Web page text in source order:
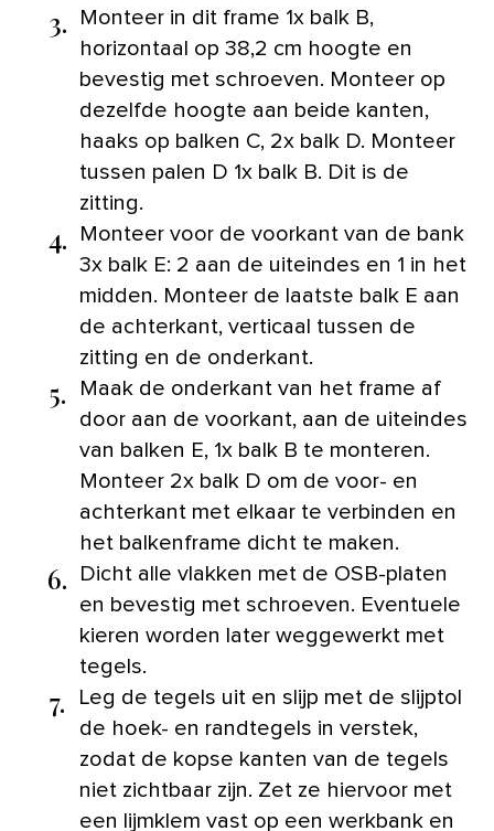
3.
Monteer in dit frame 1x balk B,
horizontaal op 38,2 cm hoogte en
bevestig met schroeven. Monteer op
dezelfde hoogte aan beide kanten,
haaks op balken C, 2x balk D. Monteer
tussen palen D 1x balk B. Dit is de
zitting.
4.
Monteer voor de voorkant van de bank
3x balk E: 2 aan de uiteindes en 1 in het
midden. Monteer de laatste balk E aan
de achterkant, verticaal tussen de
zitting en de onderkant.
5.
Maak de onderkant van het frame af
door aan de voorkant, aan de uiteindes
van balken E, 1x balk B te monteren.
Monteer 2x balk D om de voor- en
achterkant met elkaar te verbinden en
het balkenframe dicht te maken.
6.
Dicht alle vlakken met de OSB-platen
en bevestig met schroeven. Eventuele
kieren worden later weggewerkt met
tegels.
7.
Leg de tegels uit en slijp met de slijptol
de hoek- en randtegels in verstek,
zodat de kopse kanten van de tegels
niet zichtbaar zijn. Zet ze hiervoor met
een lijmklem vast op een werkbank en